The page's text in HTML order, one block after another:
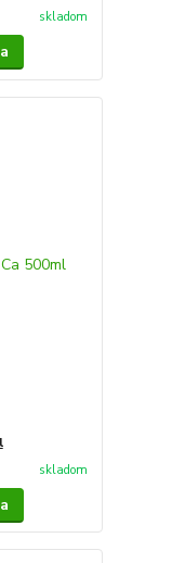
skladom
skladom